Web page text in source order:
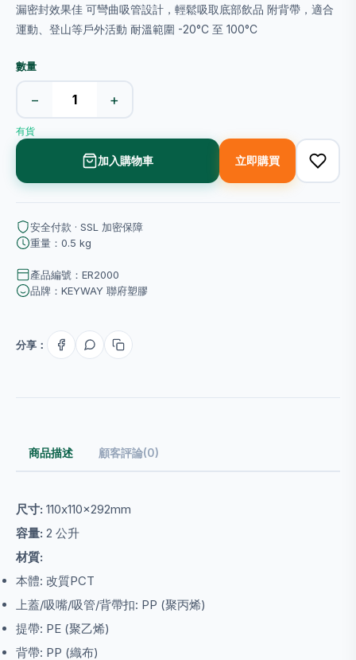
漏密封效果佳 可彎曲吸管設計，輕鬆吸取底部飲品 附背帶，適合
運動、登山等戶外活動 耐溫範圍 -20°C 至 100°C
數量
− +
有貨
加入購物車 立即購買
安全付款 · SSL 加密保障
重量：0.5 kg
產品編號：ER2000
品牌：KEYWAY 聯府塑膠
分享：
商品描述 顧客評論(0)
尺寸: 110x110x292mm
容量: 2 公升
材質:
本體: 改質PCT
上蓋/吸嘴/吸管/背帶扣: PP (聚丙烯)
提帶: PE (聚乙烯)
背帶: PP (織布)